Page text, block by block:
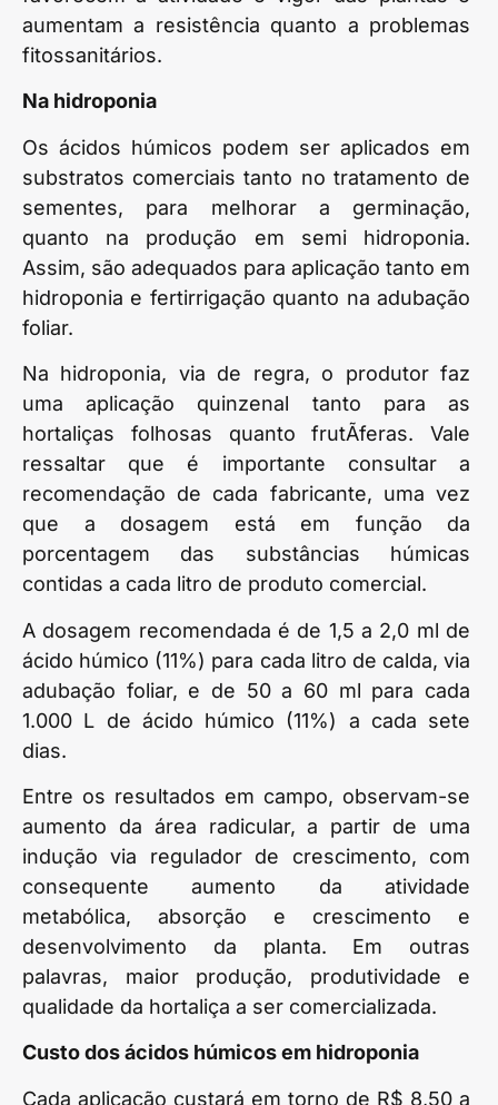
aumentam a resistência quanto a problemas
fitossanitários.
Na hidroponia
Os ácidos húmicos podem ser aplicados em
substratos comerciais tanto no tratamento de
sementes, para melhorar a germinação,
quanto na produção em semi hidroponia.
Assim, são adequados para aplicação tanto em
hidroponia e fertirrigação quanto na adubação
foliar.
Na hidroponia, via de regra, o produtor faz
uma aplicação quinzenal tanto para as
hortaliças folhosas quanto frutÃ­feras. Vale
ressaltar que é importante consultar a
recomendação de cada fabricante, uma vez
que a dosagem está em função da
porcentagem das substâncias húmicas
contidas a cada litro de produto comercial.
A dosagem recomendada é de 1,5 a 2,0 ml de
ácido húmico (11%) para cada litro de calda, via
adubação foliar, e de 50 a 60 ml para cada
1.000 L de ácido húmico (11%) a cada sete
dias.
Entre os resultados em campo, observam-se
aumento da área radicular, a partir de uma
indução via regulador de crescimento, com
consequente aumento da atividade
metabólica, absorção e crescimento e
desenvolvimento da planta. Em outras
palavras, maior produção, produtividade e
qualidade da hortaliça a ser comercializada.
Custo dos ácidos húmicos em hidroponia
Cada aplicação custará em torno de R$ 8,50 a